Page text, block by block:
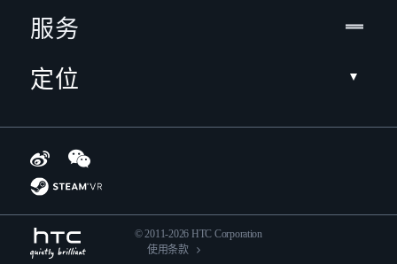
服务
定位
© 2011-2026 HTC Corporation
使用条款